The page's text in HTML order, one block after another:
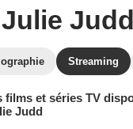
Julie Judd
Streaming
films et séries TV
Judd